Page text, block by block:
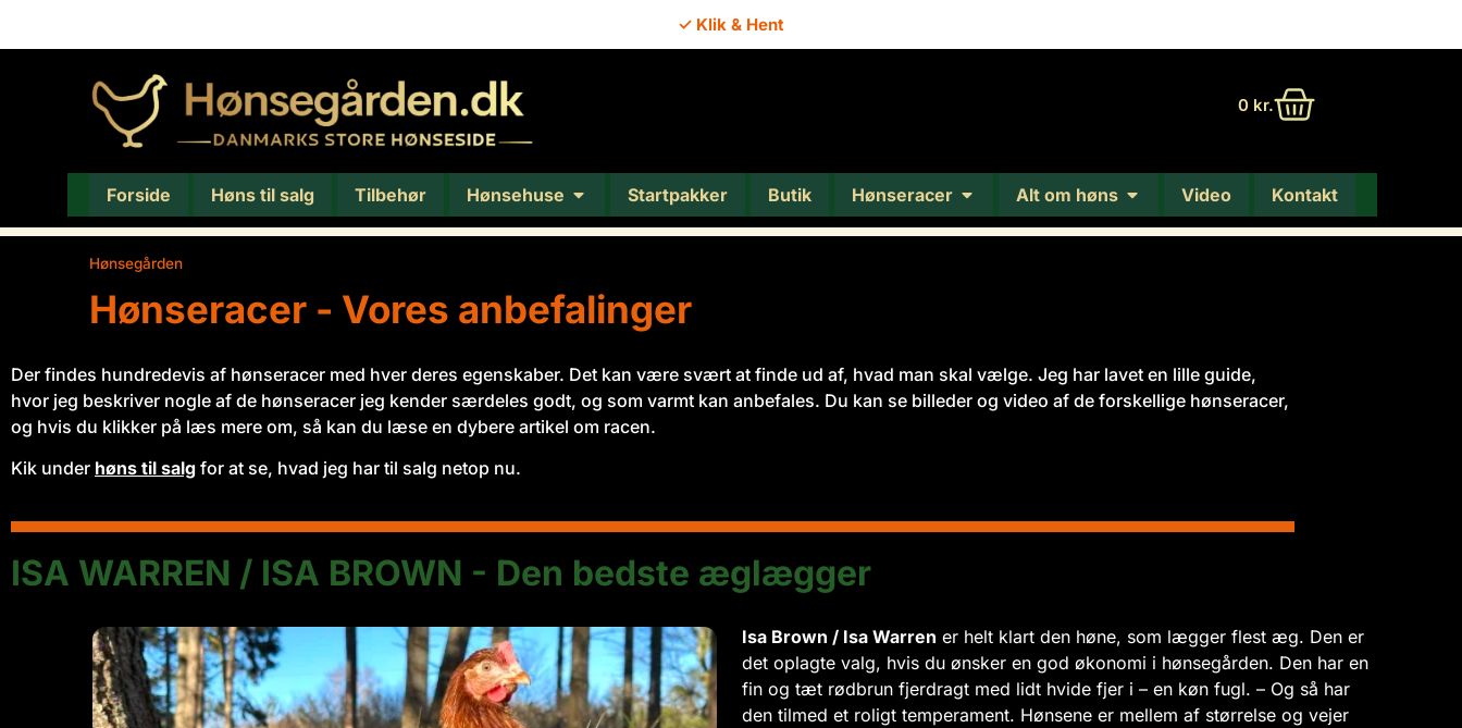
✓ Vejledning
✓ Klik & Hent
0 kr.
Forside Høns til salg Tilbehør Hønsehuse Startpakker Butik Hønseracer Alt om høns Video Kontakt
Hønsegården
Hønseracer - Vores anbefalinger
Der findes hundredevis af hønseracer med hver deres egenskaber. Det kan være svært at finde ud af, hvad man skal vælge. Jeg har lavet en lille guide,
hvor jeg beskriver nogle af de hønseracer jeg kender særdeles godt, og som varmt kan anbefales. Du kan se billeder og video af de forskellige hønseracer,
og hvis du klikker på læs mere om, så kan du læse en dybere artikel om racen.
Kik under høns til salg for at se, hvad jeg har til salg netop nu.
ISA WARREN / ISA BROWN - Den bedste æglægger
Isa Brown / Isa Warren er helt klart den høne, som lægger flest æg. Den er
det oplagte valg, hvis du ønsker en god økonomi i hønsegården. Den har en
fin og tæt rødbrun fjerdragt med lidt hvide fjer i – en køn fugl. – Og så har
den tilmed et roligt temperament. Hønsene er mellem af størrelse og vejer